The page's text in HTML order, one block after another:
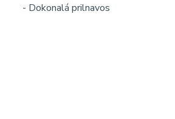
- Dokonalá prilnavos